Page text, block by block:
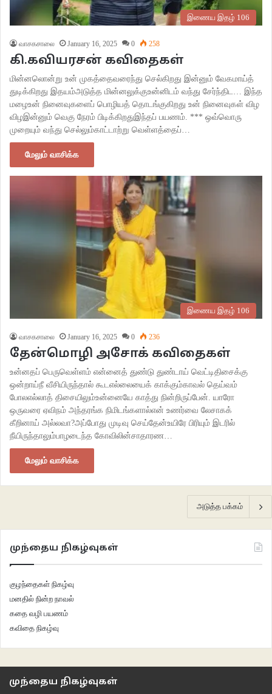
இணைய இதழ் 106
வாசகசாலை January 16, 2025 0 258
கி.கவியரசன் கவிதைகள்
மின்னலொன்று உன் முகத்தைவரைந்து செல்கிறது இன்னும் வேகமாய்த்
துடிக்கிறது இதயம்அடுத்த மின்னலுக்குஉன்னிடம் வந்து சேர்ந்திட… இந்த
மழைஉன் நினைவுகளைப் பொழியத் தொடங்குகிறது உன் நினைவுகள் விழ
விழஇன்னும் வெகு நேரம் பிடிக்கிறதுஇந்தப் பயணம். *** ஒவ்வொரு
முறையும் வந்து செல்லும்காட்டாற்று‌ வெள்ளத்தைப்…
மேலும் வாசிக்க
இணைய இதழ் 106
வாசகசாலை January 16, 2025 0 236
தேன்மொழி அசோக் கவிதைகள்
உன்னதப் பெருவெள்ளம் என்னைத் துண்டு துண்டாய் வெட்டிதிசைக்கு
ஒன்றாய்நீ வீசியிருந்தால் கூடஎல்லையைக் காக்கும்காவல் தெய்வம்
போலஎல்லாத் திசையிலும்உன்னையே காத்து நின்றிருப்பேன். யாரோ
ஒருவரை ஏவிநம் அந்தரங்க நிமிடங்களால்என் உணர்வை லேசாகக்
கீறினாய் அல்லவா?அப்போது முடிவு செய்தேன்உயிரே பிரியும் இடரில்
நீயிருந்தாலும்பாழடைந்த கோவிலின்சாதாரண…
மேலும் வாசிக்க
அடுத்த பக்கம்
முந்தைய நிகழ்வுகள்
குழந்தைகள் நிகழ்வு
மனதில் நின்ற நாவல்
கதை வழி பயணம்
கவிதை நிகழ்வு
முந்தைய நிகழ்வுகள்